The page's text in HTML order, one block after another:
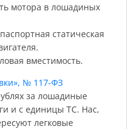
мотора в лошадиных
статическая
вместимость.
№ 117-ФЗ
за лошадиные
и с единицы ТС. Нас,
легковые